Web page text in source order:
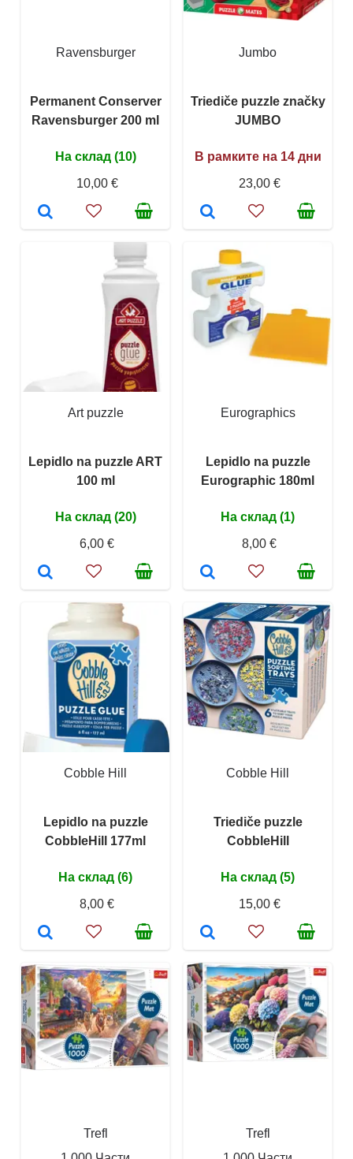
Ravensburger
Permanent Conserver
Ravensburger 200 ml
На склад (10)
10,00 €
Jumbo
Triediče puzzle značky
JUMBO
В рамките на 14 дни
23,00 €
Art puzzle
Lepidlo na puzzle ART
100 ml
На склад (20)
6,00 €
Eurographics
Lepidlo na puzzle
Eurographic 180ml
На склад (1)
8,00 €
Cobble Hill
Lepidlo na puzzle
CobbleHill 177ml
На склад (6)
8,00 €
Cobble Hill
Triediče puzzle
CobbleHill
На склад (5)
15,00 €
Trefl
Trefl